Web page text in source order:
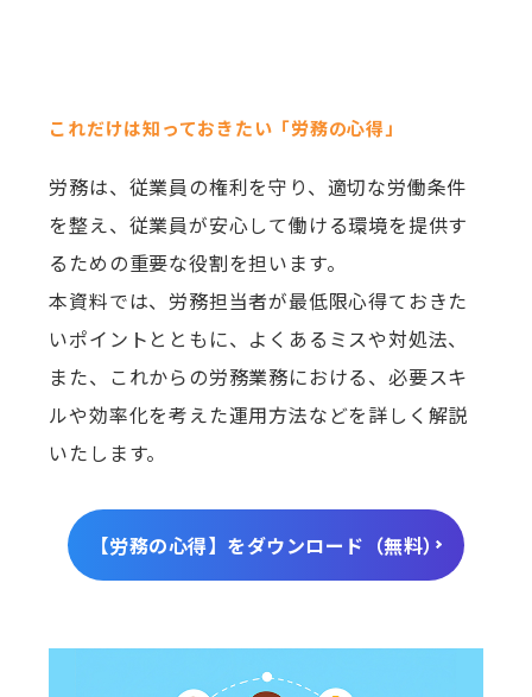
これだけは知っておきたい「労務の心得」
労務は、従業員の権利を守り、適切な労働条件
を整え、従業員が安心して働ける環境を提供す
るための重要な役割を担います。
本資料では、労務担当者が最低限心得ておきた
いポイントとともに、よくあるミスや対処法、
また、これからの労務業務における、必要スキ
ルや効率化を考えた運用方法などを詳しく解説
いたします。
【労務の心得】をダウンロード（無料）